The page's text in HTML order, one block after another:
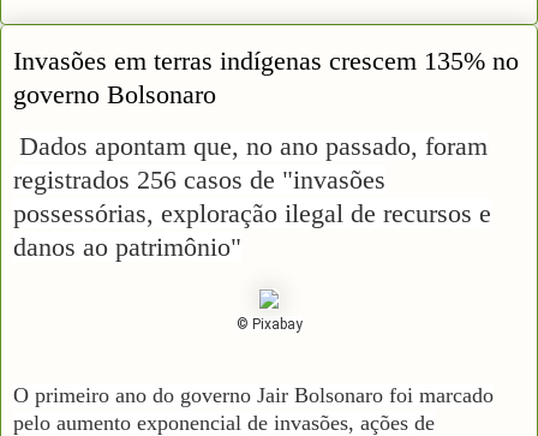
Invasões em terras indígenas crescem 135% no
governo Bolsonaro
Dados apontam que, no ano passado, foram
registrados 256 casos de "invasões
possessórias, exploração ilegal de recursos e
danos ao patrimônio"
© Pixabay
O primeiro ano do governo Jair Bolsonaro foi marcado
pelo aumento exponencial de invasões, ações de